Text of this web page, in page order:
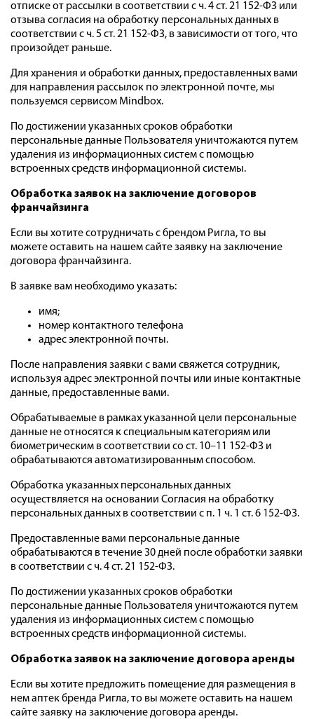
отписке от рассылки в соответствии с ч. 4 ст. 21 152-ФЗ или
отзыва согласия на обработку персональных данных в
соответствии с ч. 5 ст. 21 152-ФЗ, в зависимости от того, что
произойдет раньше.
Для хранения и обработки данных, предоставленных вами
для направления рассылок по электронной почте, мы
пользуемся сервисом Mindbox.
По достижении указанных сроков обработки
персональные данные Пользователя уничтожаются путем
удаления из информационных систем с помощью
встроенных средств информационной системы.
Обработка заявок на заключение договоров
франчайзинга
Если вы хотите сотрудничать с брендом Ригла, то вы
можете оставить на нашем сайте заявку на заключение
договора франчайзинга.
В заявке вам необходимо указать:
имя;
номер контактного телефона
адрес электронной почты.
После направления заявки с вами свяжется сотрудник,
используя адрес электронной почты или иные контактные
данные, предоставленные вами.
Обрабатываемые в рамках указанной цели персональные
данные не относятся к специальным категориям или
биометрическим в соответствии со ст. 10–11 152-ФЗ и
обрабатываются автоматизированным способом.
Обработка указанных персональных данных
осуществляется на основании Согласия на обработку
персональных данных в соответствии с п. 1 ч. 1 ст. 6 152-ФЗ.
Предоставленные вами персональные данные
обрабатываются в течение 30 дней после обработки заявки
в соответствии с ч. 4 ст. 21 152-ФЗ.
По достижении указанных сроков обработки
персональные данные Пользователя уничтожаются путем
удаления из информационных систем с помощью
встроенных средств информационной системы.
Обработка заявок на заключение договора аренды
Если вы хотите предложить помещение для размещения в
нем аптек бренда Ригла, то вы можете оставить на нашем
сайте заявку на заключение договора аренды.